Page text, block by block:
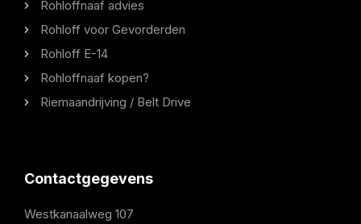
Rohloffnaaf advies
Rohloff voor Gevorderden
Rohloff E-14
Rohloffnaaf kopen?
Riemaandrijving / Belt Drive
Contactgegevens
Westkanaalweg 107